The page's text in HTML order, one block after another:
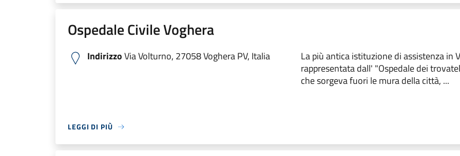
Ospedale Civile Voghera
IndirizzoVia Volturno, 27058 Voghera PV, Italia
La più antica istituzione di assistenza in
rappresentata dall' "Ospedale dei
che sorgeva fuori le mura della città, ...
LEGGI DI PIÙ